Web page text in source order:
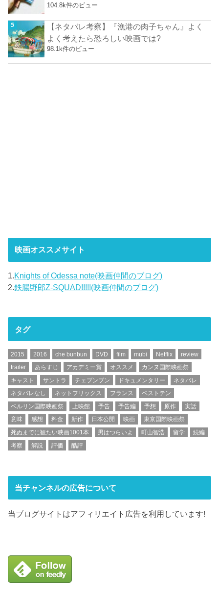
104.8k件のビュー
【ネタバレ考察】『漁港の肉子ちゃん』よく
よく考えたら恐ろしい映画では?
98.1k件のビュー
映画オススメサイト
1.Knights of Odessa note(映画仲間のブログ)
2.鉄腸野郎Z-SQUAD!!!!!(映画仲間のブログ)
タグ
2015 2016 che bunbun DVD film mubi Netflix
review
trailer
あらすじ アカデミー賞 オススメ
カンヌ国際映画祭
キャスト
サントラ チェブンブン ドキュメンタリー
ネタバレ
ネタバレなし
ネットフリックス フランス
ベストテン
ベルリン国際映画祭
上映館 予告 予告編 予想 原作
実話
意味
感想 料金 新作 日本公開 映画
東京国際映画祭
死ぬまでに観たい映画1001本
男はつらいよ 町山智浩 留学
続編
考察
解説 評価 酷評
当チャンネルの広告について
当ブログサイトはアフィリエイト広告を利用しています!